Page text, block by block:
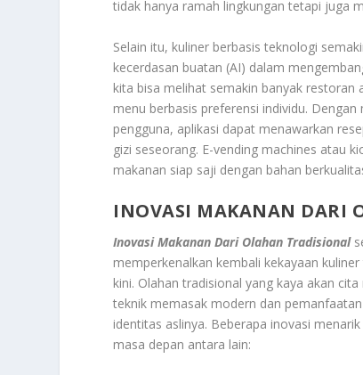
tidak hanya ramah lingkungan tetapi juga
Selain itu, kuliner berbasis teknologi
kecerdasan buatan (AI) dalam
kita bisa melihat semakin banyak restoran
menu berbasis preferensi individu.
pengguna, aplikasi dapat menawarkan
gizi seseorang. E-vending machines atau
makanan siap saji dengan bahan
INOVASI MAKANAN DARI
Inovasi Makanan Dari Olahan Tradisional
memperkenalkan kembali kekayaan
kini. Olahan tradisional yang kaya akan
teknik memasak modern dan
identitas aslinya. Beberapa inovasi
masa depan antara lain: